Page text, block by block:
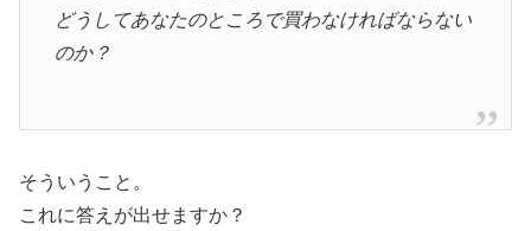
どうしてあなたのところで買わなければならない
のか？
そういうこと。
これに答えが出せますか？